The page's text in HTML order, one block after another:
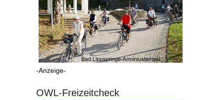
-Anzeige-
OWL-Freizeitcheck